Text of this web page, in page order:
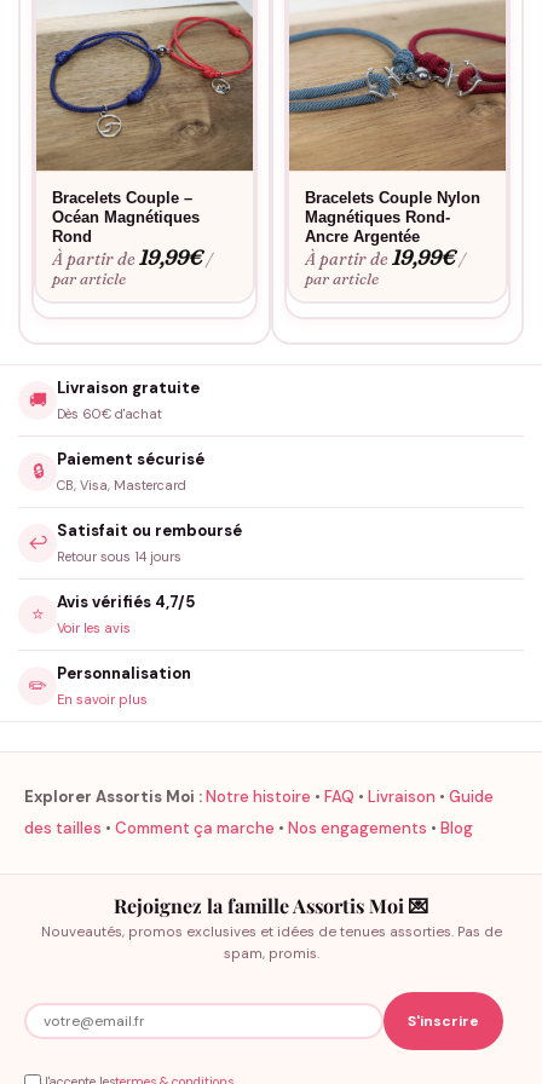
quotidien, ce set de bracelets est le cadeau parfait pour
assurer que votre moitié se sente toujours connectée à vous.
Fabriqué à la commande, floqué en France.
Bracelets Couple –
Océan Magnétiques
Rond
À partir de19,99€ /
par article
Bracelets Couple Nylon
Magnétiques Rond-
Ancre Argentée
À partir de19,99€ /
par article
🚚
Livraison gratuite
Dès 60€ d'achat
🔒
Paiement sécurisé
CB, Visa, Mastercard
↩️
Satisfait ou remboursé
Retour sous 14 jours
⭐
Avis vérifiés 4,7/5
Voir les avis
✏️
Personnalisation
En savoir plus
Explorer Assortis Moi :Notre histoire • FAQ • Livraison • Guide
des tailles • Comment ça marche • Nos engagements • Blog
Rejoignez la famille Assortis Moi 💌
Nouveautés, promos exclusives et idées de tenues assorties. Pas de
spam, promis.